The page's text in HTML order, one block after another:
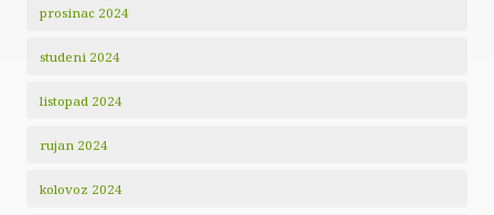
prosinac 2024
studeni 2024
listopad 2024
rujan 2024
kolovoz 2024